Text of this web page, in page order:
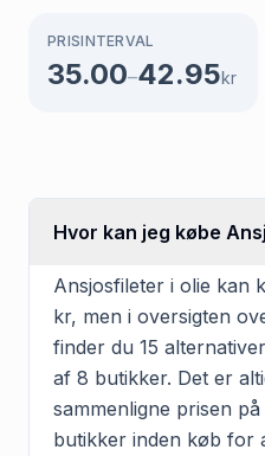
PRISINTERVAL
35.00–42.95kr
Hvor kan jeg købe
Ansjosfileter i olie kan
kr, men i oversigten
finder du 15
af 8 butikker. Det er
sammenligne prisen
butikker inden køb for